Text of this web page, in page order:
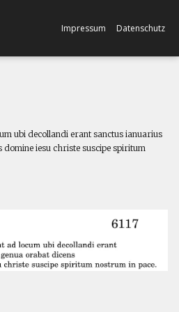
Impressum Datenschutz
ubi decollandi erant sanctus ianuarius
domine iesu christe suscipe spiritum